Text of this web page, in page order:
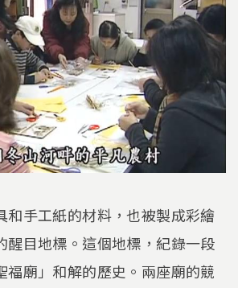
和手工紙的材料，也被製成彩繪
醒目地標。這個地標，紀錄一段
福廟」和解的歷史。兩座廟的競